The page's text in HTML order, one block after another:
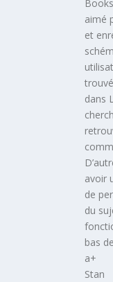
aimé
et
dans
avoir
de
du
bas
a+
Stan